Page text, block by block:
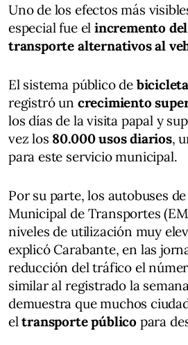
Uno de los efectos más
especial fue el incremento
transporte alternativos al
El sistema público de
registró un crecimiento
los días de la visita papal y
vez los 80.000 usos diarios,
para este servicio municipal.
Por su parte, los autobuses
Municipal de Transportes
niveles de utilización muy
explicó Carabante, en las
reducción del tráfico el
similar al registrado la
demuestra que muchos
eltransporte público para